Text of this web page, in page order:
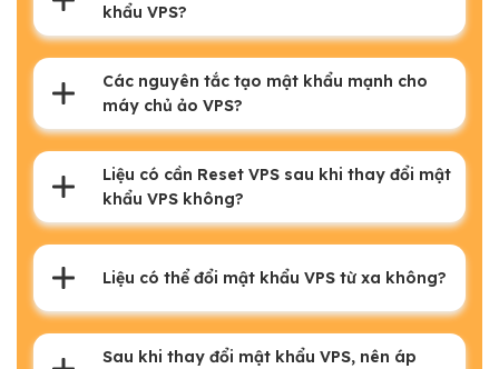
khẩu VPS?
Các nguyên tắc tạo mật khẩu mạnh cho
máy chủ ảo VPS?
Liệu có cần Reset VPS sau khi thay đổi mật
khẩu VPS không?
Liệu có thể đổi mật khẩu VPS từ xa không?
Sau khi thay đổi mật khẩu VPS, nên áp